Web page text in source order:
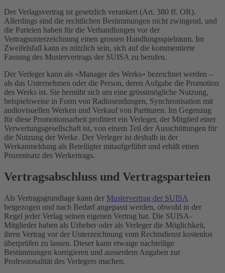
Der Verlagsvertrag ist gesetzlich verankert (Art. 380 ff. OR).
Allerdings sind die rechtlichen Bestimmungen nicht zwingend, und
die Parteien haben für die Verhandlungen vor der
Vertragsunterzeichnung einen grossen Handlungsspielraum. Im
Zweifelsfall kann es nützlich sein, sich auf die kommentierte
Fassung des Mustervertrags der SUISA zu berufen.
Der Verleger kann als «Manager des Werks» bezeichnet werden –
als das Unternehmen oder die Person, deren Aufgabe die Promotion
des Werks ist. Sie bemüht sich um eine grösstmögliche Nutzung,
beispielsweise in Form von Radiosendungen, Synchronisation mit
audiovisuellen Werken und Verkauf von Partituren. Im Gegenzug
für diese Promotionsarbeit profitiert ein Verleger, der Mitglied einer
Verwertungsgesellschaft ist, von einem Teil der Ausschüttungen für
die Nutzung der Werke. Der Verleger ist deshalb in der
Werkanmeldung als Beteiligter mitaufgeführt und erhält einen
Prozentsatz des Werkertrags.
Vertragsabschluss und Vertragsparteien
Als Vertragsgrundlage kann der Mustervertrag der SUISA
beigezogen und nach Bedarf angepasst werden, obwohl in der
Regel jeder Verlag seinen eigenen Vertrag hat. Die SUISA-
Mitglieder haben als Urheber oder als Verleger die Möglichkeit,
ihren Vertrag vor der Unterzeichnung vom Rechtsdienst kostenlos
überprüfen zu lassen. Dieser kann etwaige nachteilige
Bestimmungen korrigieren und ausserdem Angaben zur
Professionalität des Verlegers machen.